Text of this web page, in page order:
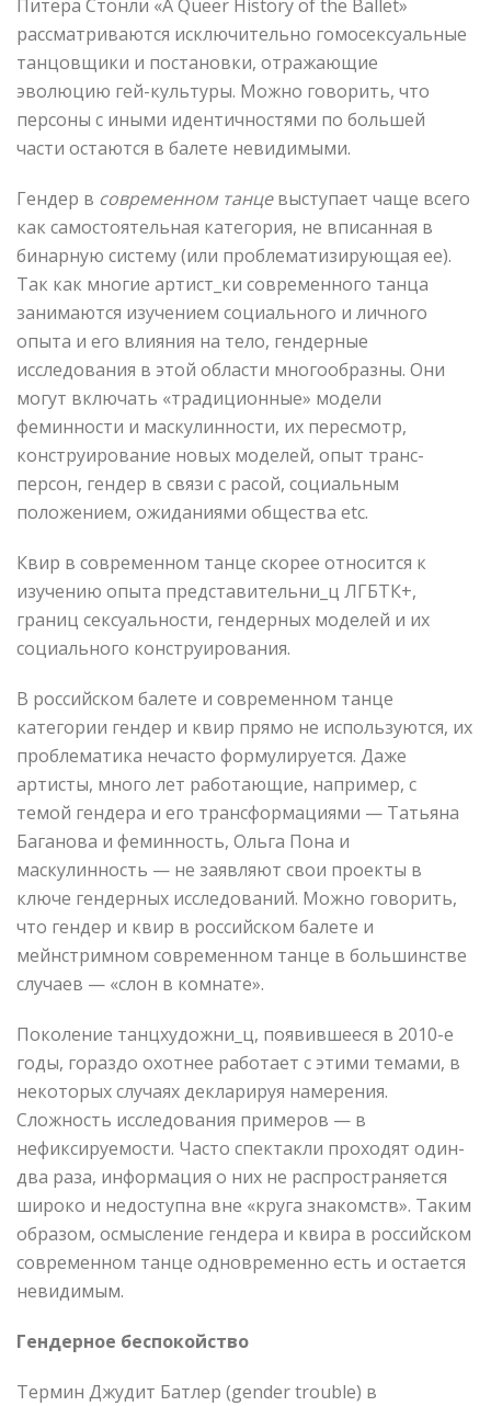
Питера Стонли «A Queer History of the Ballet»
рассматриваются исключительно гомосексуальные
танцовщики и постановки, отражающие
эволюцию гей-культуры. Можно говорить, что
персоны с иными идентичностями по большей
части остаются в балете невидимыми.
Гендер в современном танцевыступает чаще всего
как самостоятельная категория, не вписанная в
бинарную систему (или проблематизирующая ее).
Так как многие артист_ки современного танца
занимаются изучением социального и личного
опыта и его влияния на тело, гендерные
исследования в этой области многообразны. Они
могут включать «традиционные» модели
феминности и маскулинности, их пересмотр,
конструирование новых моделей, опыт транс-
персон, гендер в связи с расой, социальным
положением, ожиданиями общества etc.
Квир в современном танце скорее относится к
изучению опыта представительни_ц ЛГБТК+,
границ сексуальности, гендерных моделей и их
социального конструирования.
В российском балете и современном танце
категории гендер и квир прямо не используются, их
проблематика нечасто формулируется. Даже
артисты, много лет работающие, например, с
темой гендера и его трансформациями — Татьяна
Баганова и феминность, Ольга Пона и
маскулинность — не заявляют свои проекты в
ключе гендерных исследований. Можно говорить,
что гендер и квир в российском балете и
мейнстримном современном танце в большинстве
случаев — «слон в комнате».
Поколение танцхудожни_ц, появившееся в 2010-е
годы, гораздо охотнее работает с этими темами, в
некоторых случаях декларируя намерения.
Сложность исследования примеров — в
нефиксируемости. Часто спектакли проходят один-
два раза, информация о них не распространяется
широко и недоступна вне «круга знакомств». Таким
образом, осмысление гендера и квира в российском
современном танце одновременно есть и остается
невидимым.
Гендерное беспокойство
Термин Джудит Батлер (gender trouble) в